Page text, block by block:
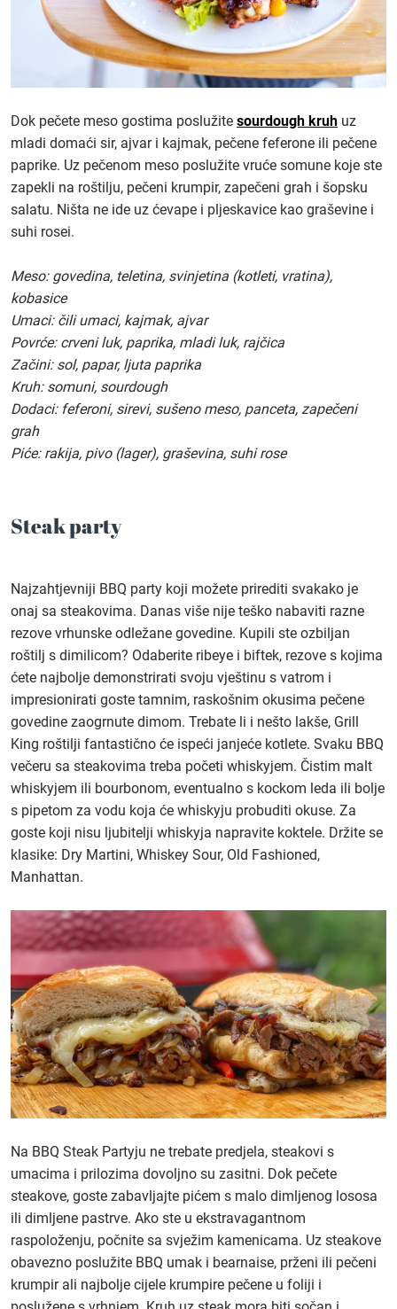
Dok pečete meso gostima poslužite sourdough kruh uz
mladi domaći sir, ajvar i kajmak, pečene feferone ili pečene
paprike. Uz pečenom meso poslužite vruće somune koje ste
zapekli na roštilju, pečeni krumpir, zapečeni grah i šopsku
salatu. Ništa ne ide uz ćevape i pljeskavice kao graševine i
suhi rosei.
Meso: govedina, teletina, svinjetina (kotleti, vratina),
kobasice
Umaci: čili umaci, kajmak, ajvar
Povrće: crveni luk, paprika, mladi luk, rajčica
Začini: sol, papar, ljuta paprika
Kruh: somuni, sourdough
Dodaci: feferoni, sirevi, sušeno meso, panceta, zapečeni
grah
Piće: rakija, pivo (lager), graševina, suhi rose
Steak party
Najzahtjevniji BBQ party koji možete prirediti svakako je
onaj sa steakovima. Danas više nije teško nabaviti razne
rezove vrhunske odležane govedine. Kupili ste ozbiljan
roštilj s dimilicom? Odaberite ribeye i biftek, rezove s kojima
ćete najbolje demonstrirati svoju vještinu s vatrom i
impresionirati goste tamnim, raskošnim okusima pečene
govedine zaogrnute dimom. Trebate li i nešto lakše, Grill
King roštilji fantastično će ispeći janjeće kotlete. Svaku BBQ
večeru sa steakovima treba početi whiskyjem. Čistim malt
whiskyjem ili bourbonom, eventualno s kockom leda ili bolje
s pipetom za vodu koja će whiskyju probuditi okuse. Za
goste koji nisu ljubitelji whiskyja napravite koktele. Držite se
klasike: Dry Martini, Whiskey Sour, Old Fashioned,
Manhattan.
Na BBQ Steak Partyju ne trebate predjela, steakovi s
umacima i prilozima dovoljno su zasitni. Dok pečete
steakove, goste zabavljajte pićem s malo dimljenog lososa
ili dimljene pastrve. Ako ste u ekstravagantnom
raspoloženju, počnite sa svježim kamenicama. Uz steakove
obavezno poslužite BBQ umak i bearnaise, prženi ili pečeni
krumpir ali najbolje cijele krumpire pečene u foliji i